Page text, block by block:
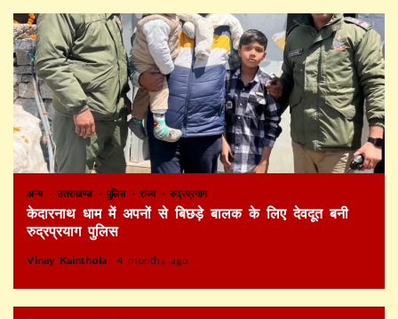
अन्य उत्तराखण्ड पुलिस राज्य रुद्रप्रयाग
केदारनाथ धाम में अपनों से बिछड़े बालक के लिए देवदूत बनी
रुद्रप्रयाग पुलिस
Vinay Kainthola 4 months ago